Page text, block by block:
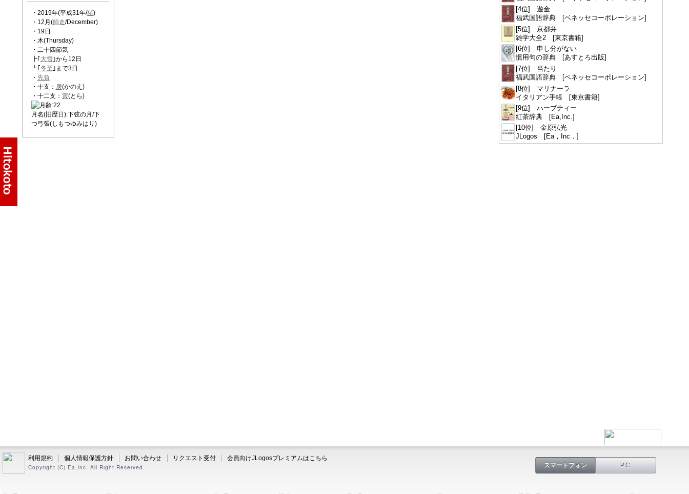
・2019年(平成31年/猪)
・12月(師走/December)
・19日
・木(Thursday)
・二十四節気
┣｢ 大雪｣から12日
┗｢ 冬至 ｣まで3日
・ 先負
・十支： 庚(かのえ)
・十二支： 寅(とら)
月名(旧歴日):下弦の月/下
つ弓張(しもつゆみはり)
[4位] 遊金
福武国語辞典 [ベネッセコーポレーション]
[5位] 京都弁
雑学大全2 [東京書籍]
[6位] 申し分がない
慣用句の辞典 [あすとろ出版]
[7位] 当たり
福武国語辞典 [ベネッセコーポレーション]
[8位] マリナーラ
イタリアン手帳 [東京書籍]
[9位] ハーブティー
紅茶辞典 [Ea,Inc.]
[10位] 金原弘光
JLogos [Ea，Inc．]
利用規約 個人情報保護方針 お問い合わせ リクエスト受付
会員向けJLogosプレミアムはこちら
Copyright (C) Ea,Inc. All Right Reserved.
スマートフォン PC